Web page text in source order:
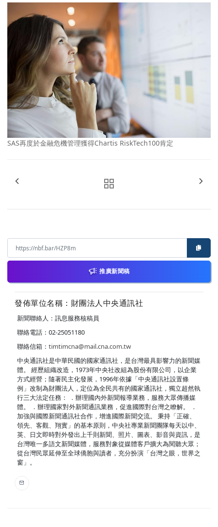
SAS再度於金融危機管理獲得Chartis RiskTech100肯定
推廣新聞稿
發佈單位名稱：財團法人中央通訊社
新聞聯絡人：訊息服務核稿員
聯絡電話：02-25051180
聯絡信箱： timtimcna@mail.cna.com.tw
中央通訊社是中華民國的國家通訊社，是台灣最具影響力的新聞媒
體。 經歷組織改造，1973年中央社改組為股份有限公司，以企業
方式經營；隨著民主化發展，1996年依據「中央通訊社設置條
例」改制為財團法人，定位為全民共有的國家通訊社，獨立超然執
行三大法定任務： ．辦理國內外新聞報導業務，服務大眾傳播媒
體。 ．辦理國家對外新聞通訊業務，促進國際對台灣之瞭解。 ．
加強與國際新聞通訊社合作，增進國際新聞交流。 秉持「正確、
領先、客觀、翔實」的基本原則，中央社專業新聞團隊每天以中、
英、日文即時對外發出上千則新聞、照片、圖表、影音與資訊，是
台灣唯一多語文新聞媒體，服務對象從媒體客戶擴大為閱聽大眾；
從台灣民眾延伸至全球僑胞與讀者，充分扮演「台灣之眼，世界之
窗」。